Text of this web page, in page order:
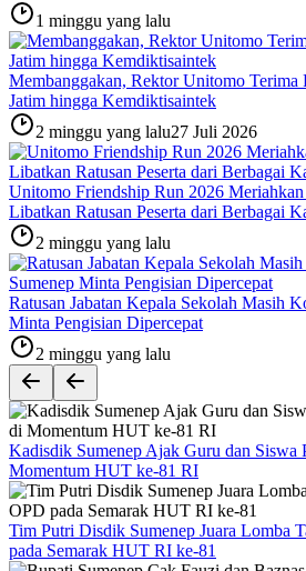
1 minggu yang lalu
Membanggakan, Rektor Unitomo Terima
Jatim hingga Kemdiktisaintek
2 minggu yang lalu27 Juli 2026
Unitomo Friendship Run 2026
Libatkan Ratusan Peserta dari Berbagai
2 minggu yang lalu
Ratusan Jabatan Kepala Sekolah Masih
Minta Pengisian Dipercepat
2 minggu yang lalu
Kadisdik Sumenep Ajak Guru dan Siswa
Momentum HUT ke-81 RI
Tim Putri Disdik Sumenep Juara Lomba
pada Semarak HUT RI ke-81